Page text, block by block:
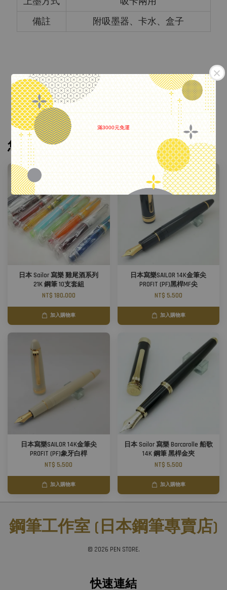
滿3000元免運
備註
附吸墨器、卡水、盒子
您可能也喜歡
日本 Sailor 寫樂 雞尾酒系列
21K 鋼筆 10支套組
NT$ 180,000
加入購物車
日本寫樂SAILOR 14K金筆尖
PROFIT (PF)黑桿MF尖
NT$ 5,500
加入購物車
日本寫樂SAILOR 14K金筆尖
PROFIT (PF)象牙白桿
NT$ 5,500
加入購物車
日本 Sailor 寫樂 Barcarolle 船歌
14K 鋼筆 黑桿金夾
NT$ 5,500
加入購物車
鋼筆工作室 (日本鋼筆專賣店)
© 2026 PEN STORE.
快速連結